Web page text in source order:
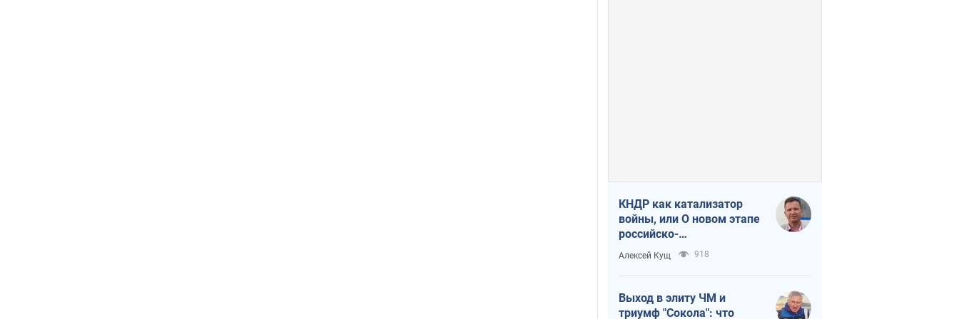
КНДР как катализатор
войны, или О новом этапе
российско-
северокорейского союза
Алексей Кущ 918
Выход в элиту ЧМ и
триумф "Сокола": что